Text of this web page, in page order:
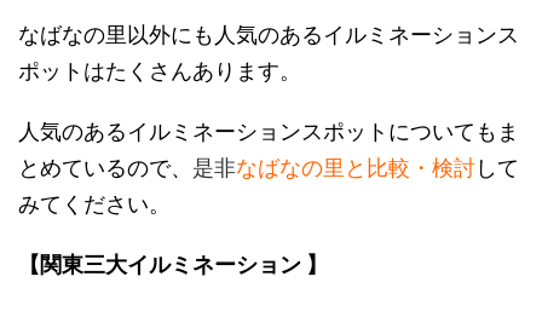
なばなの里以外にも人気のあるイルミネーションス
ポットはたくさんあります。
人気のあるイルミネーションスポットについてもま
とめているので、 是非なばなの里と比較・検討して
みてください。
【関東三大イルミネーション 】